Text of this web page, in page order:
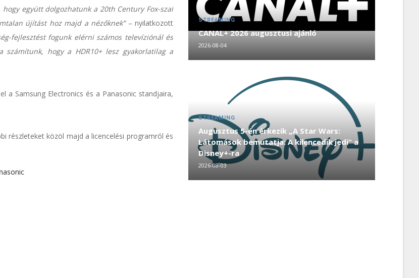
együtt dolgozhatunk a 20th Century Fox-szal
újítást hoz majd a nézőknek”– nyilatkozott
fejlesztést fogunk elérni számos televíziónál és
hogy a HDR10+ lesz gyakorlatilag a
a Samsung Electronics és a Panasonic standjaira,
részleteket közöl majd a licencelési programról és
STREAMING
CANAL+ 2026 augusztusi ajánló
2026-08-04
STREAMING
Augusztus 5-én érkezik „A Star Wars:
Látomások bemutatja: A kilencedik jedi” a
Disney+-ra
2026-08-03